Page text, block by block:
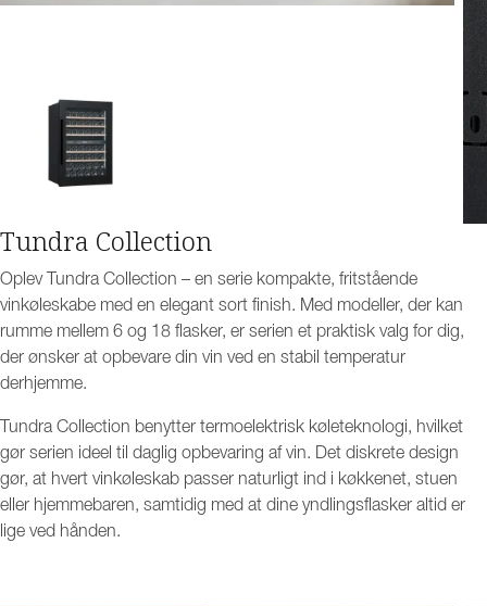
Tundra Collection
Oplev Tundra Collection – en serie kompakte, fritstående
vinkøleskabe med en elegant sort finish. Med modeller, der kan
rumme mellem 6 og 18 flasker, er serien et praktisk valg for dig,
der ønsker at opbevare din vin ved en stabil temperatur
derhjemme.
Tundra Collection benytter termoelektrisk køleteknologi, hvilket
gør serien ideel til daglig opbevaring af vin. Det diskrete design
gør, at hvert vinkøleskab passer naturligt ind i køkkenet, stuen
eller hjemmebaren, samtidig med at dine yndlingsflasker altid er
lige ved hånden.